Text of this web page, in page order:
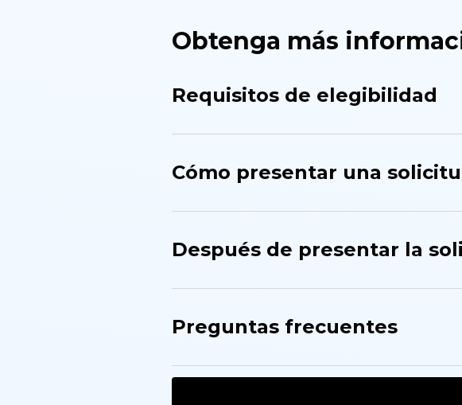
Obtenga más
Requisitos de elegibilidad
Cómo presentar una
Después de presentar la
Preguntas frecuentes